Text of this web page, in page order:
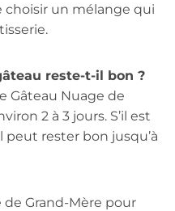
choisir un mélange qui
reste-t-il bon ?
Gâteau Nuage de
2 à 3 jours. S’il est
peut rester bon jusqu’à
de Grand-Mère pour